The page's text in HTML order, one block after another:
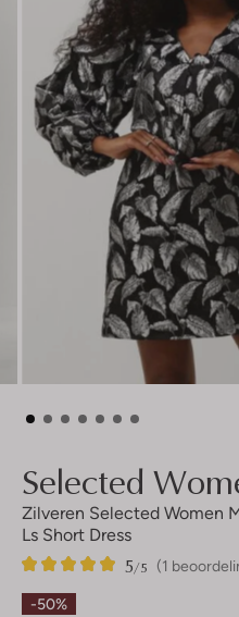
Selected
Zilveren Selected Women
Ls Short Dress
(1
5/5
1
5
Sterren
-50%